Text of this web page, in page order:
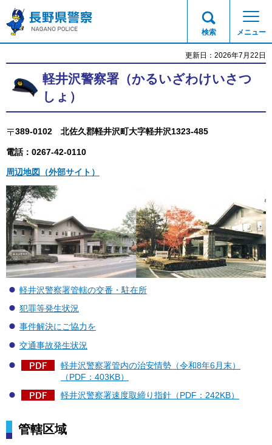
長野県警察
検索 メニュー
更新日：2026年7月22日
軽井沢警察署（かるいざわけいさつ
しょ）
389-0102 北佐久郡軽井沢町大字軽井沢1323-485
電話：0267-42-0110
周辺地図（外部サイト）
軽井沢警察署管轄の交番・駐在所
犯罪等発生状況
事件解決にご協力を
交通事故発生状況
軽井沢警察署管内の治安情勢（令和8年6月末）
（PDF：403KB）
軽井沢警察署速度取締り指針（PDF：242KB）
管轄区域